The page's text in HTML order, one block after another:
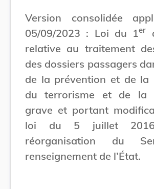
Version consolidée
05/09/2023 : Loi du 1er
relative au traitement
des dossiers passagers
de la prévention et de la
du terrorisme et de la
grave et portant
loi du 5 juillet
réorganisation du
renseignement de l’État.